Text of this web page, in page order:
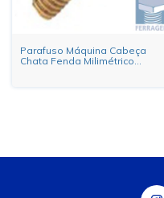
Parafuso Máquina Cabeça
Chata Fenda Milimétrico